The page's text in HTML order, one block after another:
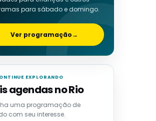
para sábado e domingo.
Ver programação→
EXPLORANDO
agendas no Rio
uma programação de
com seu interesse.